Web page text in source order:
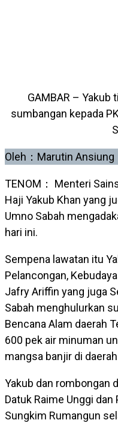
GAMBAR – Yakub
sumbangan kepada
Oleh：Marutin Ansiung
TENOM： Menteri
Haji Yakub Khan yang
Umno Sabah
hari ini.
Sempena lawatan itu
Pelancongan,
Jafry Ariffin yang juga
Sabah menghulurkan
Bencana Alam daerah
600 pek air minuman
mangsa banjir di
Yakub dan rombongan
Datuk Raime Unggi
Sungkim Rumangun